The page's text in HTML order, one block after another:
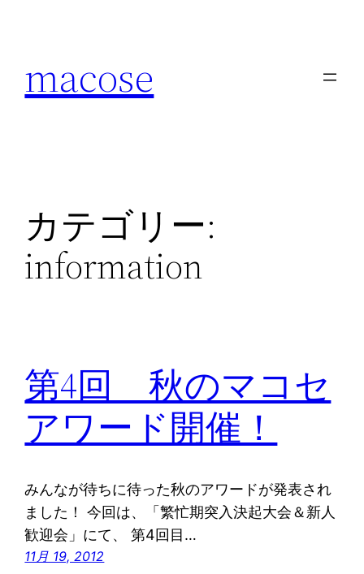
macose
カテゴリー:
information
第4回 秋のマコセ
アワード開催！
みんなが待ちに待った秋のアワードが発表され
ました！ 今回は、「繁忙期突入決起大会＆新人
歓迎会」にて、 第4回目…
11月 19, 2012